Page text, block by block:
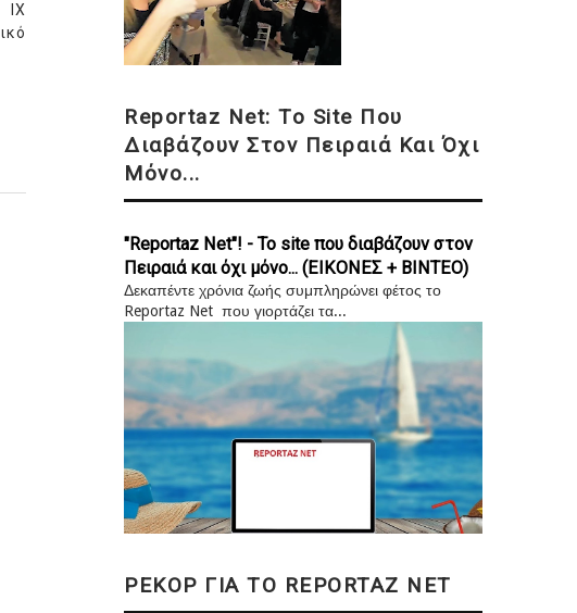
ΙΧ
Reportaz Net: Το Site Που
Διαβάζουν Στον Πειραιά Και Όχι
Μόνο...
"Reportaz Net"! - Το site που διαβάζουν στον
Πειραιά και όχι μόνο... (ΕΙΚΟΝΕΣ + ΒΙΝΤΕΟ)
Δεκαπέντε χρόνια ζωής συμπληρώνει φέτος το
Reportaz Net που γιορτάζει τα...
ΡΕΚΟΡ ΓΙΑ ΤΟ REPORTAZ NET